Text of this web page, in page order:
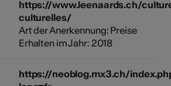
https://www.leenaards.ch/
culturelles/
Art der Anerkennung: Preise
Erhalten im Jahr: 2018
https://neoblog.mx3.ch/